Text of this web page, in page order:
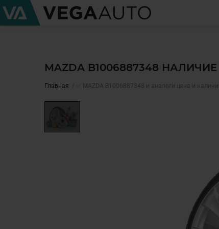
MAZDA B1006887348
Главная ✅ MAZDA B1006887348 и аналоги цена и наличие